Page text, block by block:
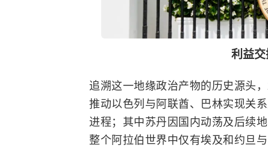
利益
追溯这一地缘政治产物的历史源头
推动以色列与阿联酋、巴林实现关
进程；其中苏丹因国内动荡及后续
整个阿拉伯世界中仅有埃及和约旦